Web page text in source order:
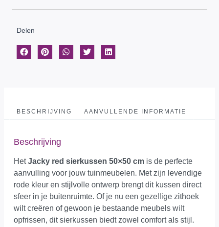
Delen
BESCHRIJVING AANVULLENDE INFORMATIE
Beschrijving
HetJacky red sierkussen 50×50 cm is de perfecte
aanvulling voor jouw tuinmeubelen. Met zijn levendige
rode kleur en stijlvolle ontwerp brengt dit kussen direct
sfeer in je buitenruimte. Of je nu een gezellige zithoek
wilt creëren of gewoon je bestaande meubels wilt
opfrissen, dit sierkussen biedt zowel comfort als stijl.